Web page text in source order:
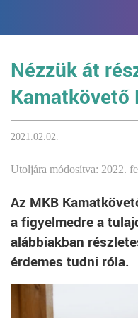
Nézzük át
Kamatkövető
2021.02.02.
Utoljára módosítva: 2022.
Az MKB
a figyelmedre a
alábbiakban
érdemes tudni róla.